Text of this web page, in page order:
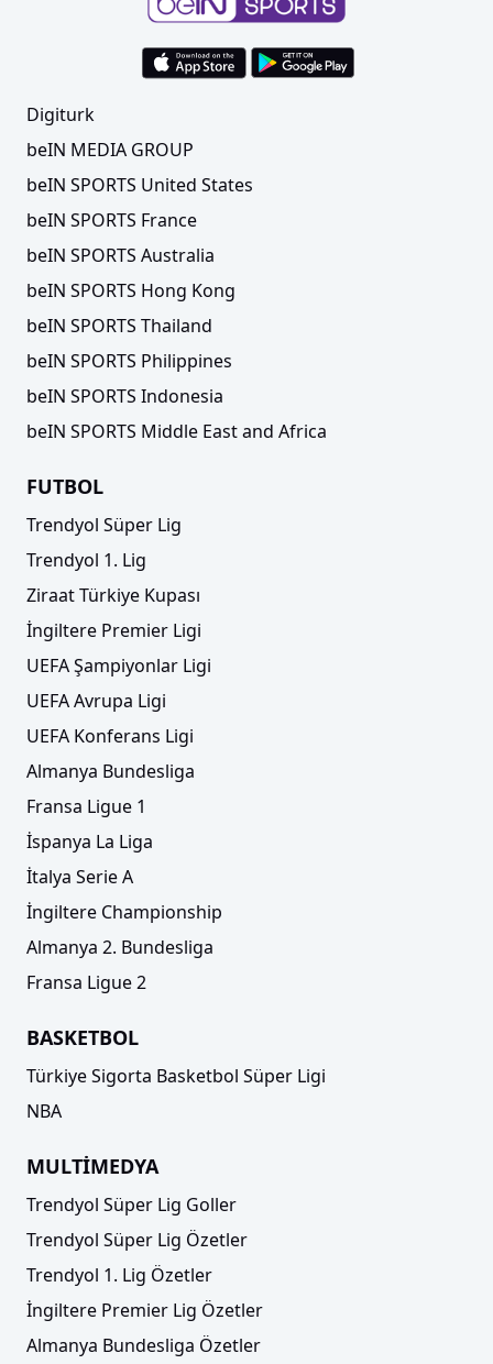
Digiturk
beIN MEDIA GROUP
beIN SPORTS United States
beIN SPORTS France
beIN SPORTS Australia
beIN SPORTS Hong Kong
beIN SPORTS Thailand
beIN SPORTS Philippines
beIN SPORTS Indonesia
beIN SPORTS Middle East and Africa
FUTBOL
Trendyol Süper Lig
Trendyol 1. Lig
Ziraat Türkiye Kupası
İngiltere Premier Ligi
UEFA Şampiyonlar Ligi
UEFA Avrupa Ligi
UEFA Konferans Ligi
Almanya Bundesliga
Fransa Ligue 1
İspanya La Liga
İtalya Serie A
İngiltere Championship
Almanya 2. Bundesliga
Fransa Ligue 2
BASKETBOL
Türkiye Sigorta Basketbol Süper Ligi
NBA
MULTİMEDYA
Trendyol Süper Lig Goller
Trendyol Süper Lig Özetler
Trendyol 1. Lig Özetler
İngiltere Premier Lig Özetler
Almanya Bundesliga Özetler